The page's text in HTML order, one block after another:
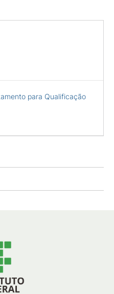
para Qualificação